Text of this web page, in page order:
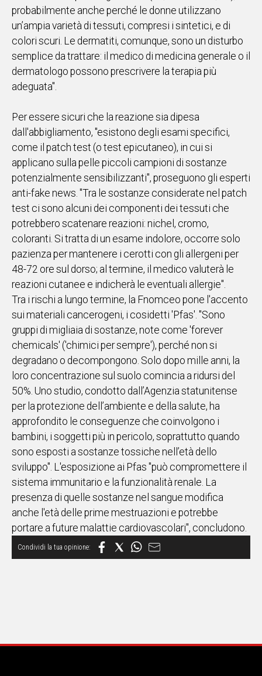
probabilmente anche perché le donne utilizzano
un’ampia varietà di tessuti, compresi i sintetici, e di
colori scuri. Le dermatiti, comunque, sono un disturbo
semplice da trattare: il medico di medicina generale o il
dermatologo possono prescrivere la terapia più
adeguata".
Per essere sicuri che la reazione sia dipesa
dall'abbigliamento, "esistono degli esami specifici,
come il patch test (o test epicutaneo), in cui si
applicano sulla pelle piccoli campioni di sostanze
potenzialmente sensibilizzanti", proseguono gli esperti
anti-fake news. "Tra le sostanze considerate nel patch
test ci sono alcuni dei componenti dei tessuti che
potrebbero scatenare reazioni: nichel, cromo,
coloranti. Si tratta di un esame indolore, occorre solo
pazienza per mantenere i cerotti con gli allergeni per
48-72 ore sul dorso; al termine, il medico valuterà le
reazioni cutanee e indicherà le eventuali allergie".
Tra i rischi a lungo termine, la Fnomceo pone l'accento
sui materiali cancerogeni, i cosidetti 'Pfas'. "Sono
gruppi di migliaia di sostanze, note come 'forever
chemicals' ('chimici per sempre'), perché non si
degradano o decompongono. Solo dopo mille anni, la
loro concentrazione sul suolo comincia a ridursi del
50%. Uno studio, condotto dall’Agenzia statunitense
per la protezione dell’ambiente e della salute, ha
approfondito le conseguenze che coinvolgono i
bambini, i soggetti più in pericolo, soprattutto quando
sono esposti a sostanze tossiche nell’età dello
sviluppo". L'esposizione ai Pfas "può compromettere il
sistema immunitario e la funzionalità renale. La
presenza di quelle sostanze nel sangue modifica
anche l'età delle prime mestruazioni e potrebbe
portare a future malattie cardiovascolari", concludono.